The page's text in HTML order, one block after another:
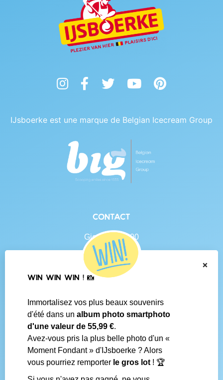
InstagramFacebookTwitter YouTubePinterest
IJsboerke est une marque de Belgian Icecream Group
Contact
Gierlebaan 100
B-2460 Tielen
BE 0438.625.684
Contact
Conditions générales
Questions fréquentes
Média social
Boutiques IJsboerke
Livrer votre courrier des fans
×
WIN WIN WIN ! 📸
Immortalisez vos plus beaux souvenirs
d'été dans un album photo smartphoto
d'une valeur de 55,99 €.
Avez-vous pris la plus belle photo d'un «
Moment Fondant » d'IJsboerke ? Alors
vous pourriez remporter le gros lot ! 🏆